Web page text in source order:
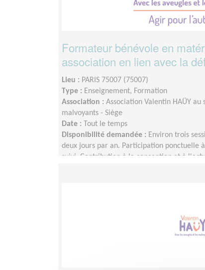
Formateur bénévole en
association en lien avec la
Lieu : PARIS 75007 (75007)
Type : Enseignement, Formation
Association : Association Valentin HAÜY au
malvoyants - Siège
Date :
Tout le temps
Disponibilité demandée : Environ trois
deux jours par an. Participation ponctuelle
suivi. Contribution à la conception et à